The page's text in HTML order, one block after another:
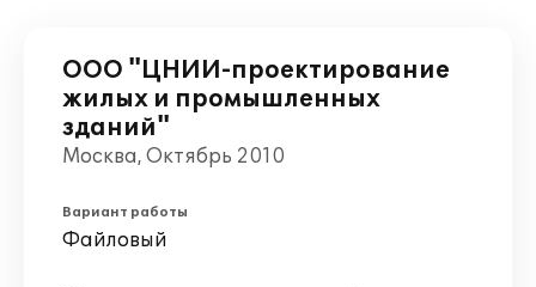
ООО "ЦНИИ-проектирование
жилых и промышленных
зданий"
Москва, Октябрь 2010
Вариант работы
Файловый